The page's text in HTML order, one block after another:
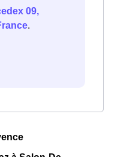
09,
.